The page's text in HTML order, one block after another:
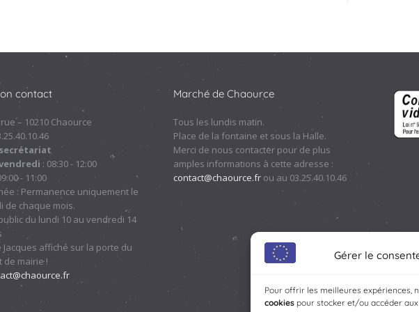
Gérer le
Pour offrir les meilleures expériences,
cookies pour stocker et/ou accéder
contact
– 10210 Chaource
: 08:30 - 12:00
- 11:00
: Permanence uniquement le
de chaque mois.
du lundi 10 au vendredi 14
Jacques affiché sur la porte du
de mairie !
Marché de Chaource
Tous les lundis matin.
Place de la fontaine et sous la Halle.
Merci de nous contacter pour de plus
amples informations à cette adresse :
contact@chaource.fr ou au 03.25.40.10.46